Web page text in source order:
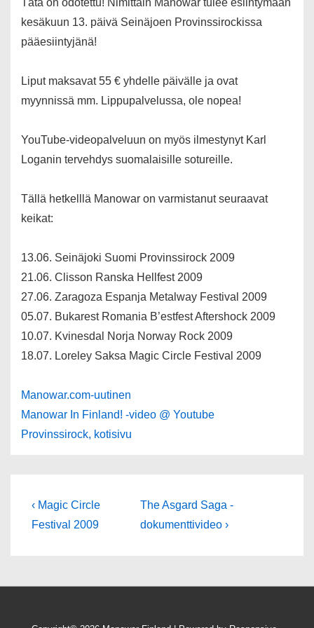
Tätä on odotettu! Nimittäin Manowar tulee esiintymään
kesäkuun 13. päivä Seinäjoen Provinssirockissa
pääesiintyjänä!
Liput maksavat 55 € yhdelle päivälle ja ovat
myynnissä mm. Lippupalvelussa, ole nopea!
YouTube-videopalveluun on myös ilmestynyt Karl
Loganin tervehdys suomalaisille sotureille.
Tällä hetkelllä Manowar on varmistanut seuraavat
keikat:
13.06. Seinäjoki Suomi Provinssirock 2009
21.06. Clisson Ranska Hellfest 2009
27.06. Zaragoza Espanja Metalway Festival 2009
05.07. Bukarest Romania B’estfest Aftershock 2009
10.07. Kvinesdal Norja Norway Rock 2009
18.07. Loreley Saksa Magic Circle Festival 2009
Manowar.com-uutinen
Manowar In Finland! -video @ Youtube
Provinssirock, kotisivu
Artikkelien
selaus
Edellinen
‹ Magic Circle
Festival 2009
Seuraava
artikkeli
The Asgard Saga -
dokumenttivideo ›